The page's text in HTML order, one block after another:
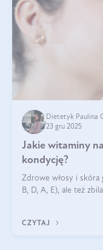
Dietetyk Paulina
23 gru 2025
Jakie witaminy
kondycję?
Zdrowe włosy i skóra
B, D, A, E), ale też
CZYTAJ